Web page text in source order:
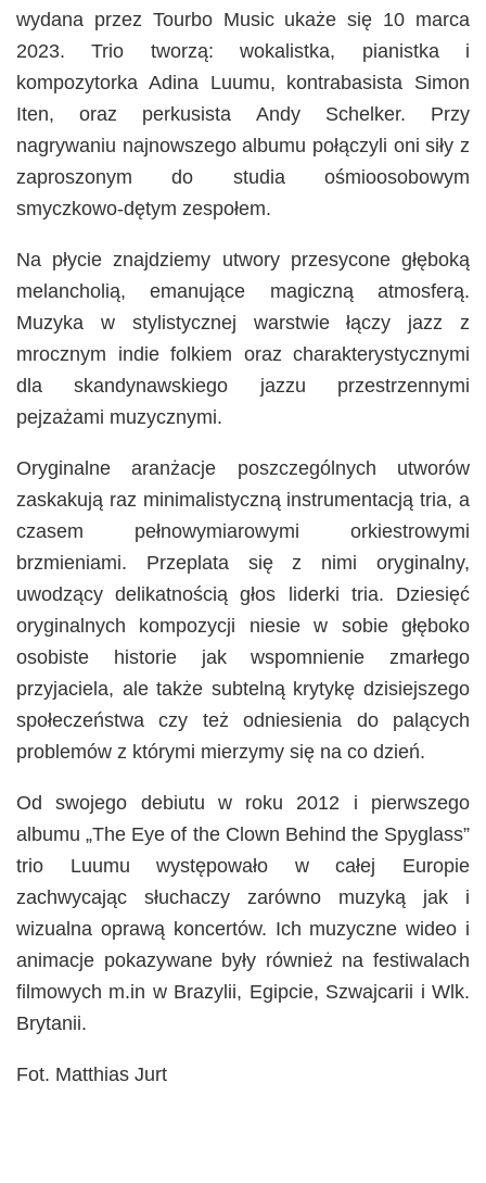
wydana przez Tourbo Music ukaże się 10 marca
2023. Trio tworzą: wokalistka, pianistka i
kompozytorka Adina Luumu, kontrabasista Simon
Iten, oraz perkusista Andy Schelker. Przy
nagrywaniu najnowszego albumu połączyli oni siły z
zaproszonym do studia ośmioosobowym
smyczkowo-dętym zespołem.
Na płycie znajdziemy utwory przesycone głęboką
melancholią, emanujące magiczną atmosferą.
Muzyka w stylistycznej warstwie łączy jazz z
mrocznym indie folkiem oraz charakterystycznymi
dla skandynawskiego jazzu przestrzennymi
pejzażami muzycznymi.
Oryginalne aranżacje poszczególnych utworów
zaskakują raz minimalistyczną instrumentacją tria, a
czasem pełnowymiarowymi orkiestrowymi
brzmieniami. Przeplata się z nimi oryginalny,
uwodzący delikatnością głos liderki tria. Dziesięć
oryginalnych kompozycji niesie w sobie głęboko
osobiste historie jak wspomnienie zmarłego
przyjaciela, ale także subtelną krytykę dzisiejszego
społeczeństwa czy też odniesienia do palących
problemów z którymi mierzymy się na co dzień.
Od swojego debiutu w roku 2012 i pierwszego
albumu „The Eye of the Clown Behind the Spyglass”
trio Luumu występowało w całej Europie
zachwycając słuchaczy zarówno muzyką jak i
wizualna oprawą koncertów. Ich muzyczne wideo i
animacje pokazywane były również na festiwalach
filmowych m.in w Brazylii, Egipcie, Szwajcarii i Wlk.
Brytanii.
Fot. Matthias Jurt